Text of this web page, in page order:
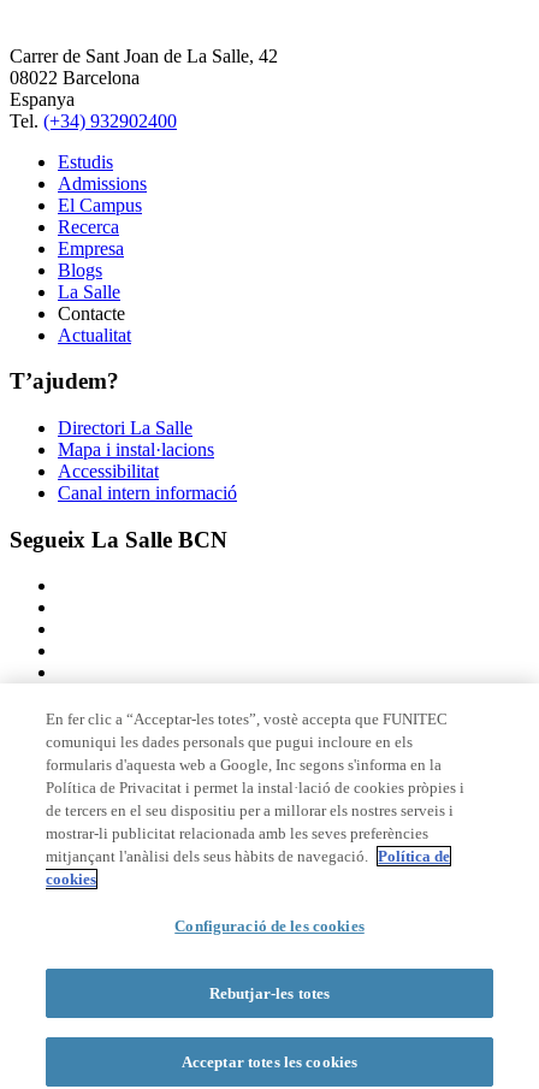
Carrer de Sant Joan de La Salle, 42
08022 Barcelona
Espanya
Tel. (+34) 932902400
Estudis
Admissions
El Campus
Recerca
Empresa
Blogs
La Salle
Contacte
Actualitat
T’ajudem?
Directori La Salle
Mapa i instal·lacions
Accessibilitat
Canal intern informació
Segueix La Salle BCN
Membre de
Acreditacions
© 2026 La Salle Campus Barcelona - URL |Avís legal
Formulari de cerca
En fer clic a “Acceptar-les totes”, vostè accepta que FUNITEC
comuniqui les dades personals que pugui incloure en els
formularis d'aquesta web a Google, Inc segons s'informa en la
Política de Privacitat i permet la instal·lació de cookies pròpies i
de tercers en el seu dispositiu per a millorar els nostres serveis i
mostrar-li publicitat relacionada amb les seves preferències
mitjançant l'anàlisi dels seus hàbits de navegació. Política de
cookies
Configuració de les cookies
Rebutjar-les totes
Acceptar totes les cookies